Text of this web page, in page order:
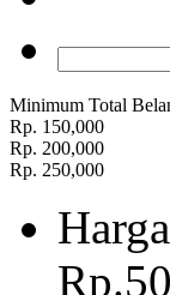
Minimum Total
Rp. 150,000
Rp. 200,000
Rp. 250,000